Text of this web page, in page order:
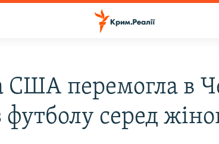
США перемогла в
футболу серед